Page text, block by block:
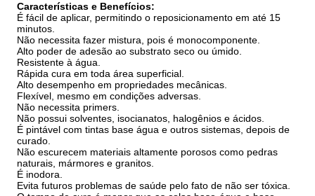
Características e Benefícios:
É fácil de aplicar, permitindo o reposicionamento em até 15
minutos.
Não necessita fazer mistura, pois é monocomponente.
Alto poder de adesão ao substrato seco ou úmido.
Resistente à água.
Rápida cura em toda área superficial.
Alto desempenho em propriedades mecânicas.
Flexível, mesmo em condições adversas.
Não necessita primers.
Não possui solventes, isocianatos, halogênios e ácidos.
É pintável com tintas base água e outros sistemas, depois de
curado.
Não escurecem materiais altamente porosos como pedras
naturais, mármores e granitos.
É inodora.
Evita futuros problemas de saúde pelo fato de não ser tóxica.